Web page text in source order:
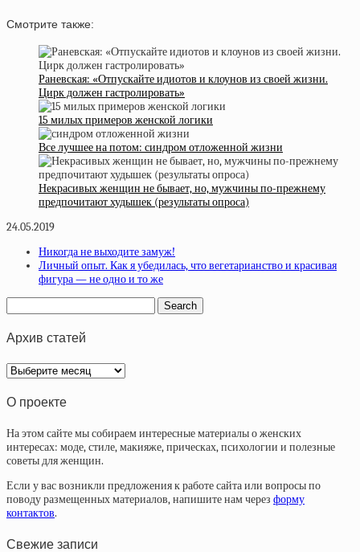
Смотрите также:
Раневская: «Отпускайте идиотов и клоунов из своей жизни.
Цирк должен гастролировать»
15 милых примеров женской логики
Все лучшее на потом: синдром отложенной жизни
Некрасивых женщин не бывает, но, мужчины по-прежнему
предпочитают худышек (результаты опроса)
24.05.2019
Никогда не выходите замуж!
Личный опыт. Как я убедилась, что вегетарианство и красивая
фигура — не одно и то же
Архив статей
Архив
статей
О проекте
На этом сайте мы собираем интересные материалы о женских
интересах: моде, стиле, макияже, прическах, психологии и полезные
советы для женщин.
Если у вас возникли предложения к работе сайта или вопросы по
поводу размещенных материалов, напишите нам через форму
контактов.
Свежие записи